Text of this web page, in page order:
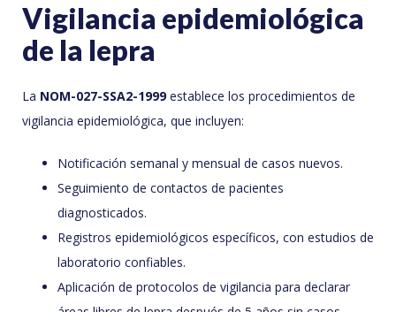
Vigilancia epidemiológica
de la lepra
La NOM-027-SSA2-1999establece los procedimientos de
vigilancia epidemiológica, que incluyen:
Notificación semanal y mensual de casos nuevos.
Seguimiento de contactos de pacientes
diagnosticados.
Registros epidemiológicos específicos, con estudios de
laboratorio confiables.
Aplicación de protocolos de vigilancia para declarar